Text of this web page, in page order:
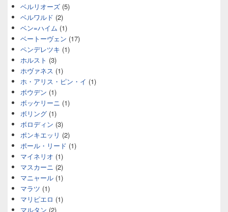
ベルリオーズ (5)
ベルワルド (2)
ベン=ハイム (1)
ベートーヴェン (17)
ペンデレツキ (1)
ホルスト (3)
ホヴァネス (1)
ホ・アリス・ピン・イ (1)
ボウデン (1)
ボッケリーニ (1)
ボリング (1)
ボロディン (3)
ポンキエッリ (2)
ポール・リード (1)
マイネリオ (1)
マスカーニ (2)
マニャール (1)
マラツ (1)
マリピエロ (1)
マルタン (2)